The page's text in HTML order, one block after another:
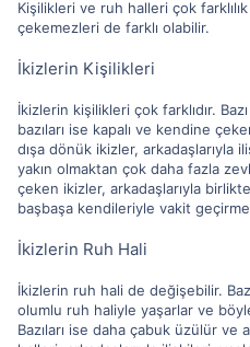
Kişilikleri ve ruh halleri çok
çekemezleri de farklı olabilir.
İkizlerin Kişilikleri
İkizlerin kişilikleri çok farklıdır.
bazıları ise kapalı ve kendine
dışa dönük ikizler, arkadaşlarıyla
yakın olmaktan çok daha fazla
çeken ikizler, arkadaşlarıyla
başbaşa kendileriyle vakit
İkizlerin Ruh Hali
İkizlerin ruh hali de değişebilir.
olumlu ruh haliyle yaşarlar ve
Bazıları ise daha çabuk üzülür ve